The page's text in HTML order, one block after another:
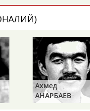
Ахмед
АНАРБАЕВ